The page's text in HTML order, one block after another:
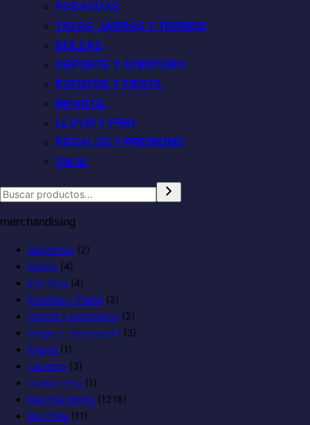
PARAGUAS
TAZAS, JARRAS Y TERMOS
BOLSAS
DEPORTE Y AVENTURA
EVENTOS Y FIESTA
INFANTIL
LLUVIA Y FRIO
REGALOS Y PREMIUMS
VIAJE
merchandising
Boligrafos (2)
Bolsas (4)
Escritura (4)
Eventos y Fiesta (2)
Gorras y sombreros (2)
Hogar y Decoración (3)
infantil (1)
Llaveros (3)
Lluvia y Frio (1)
Merchandising (1218)
Mochilas (11)